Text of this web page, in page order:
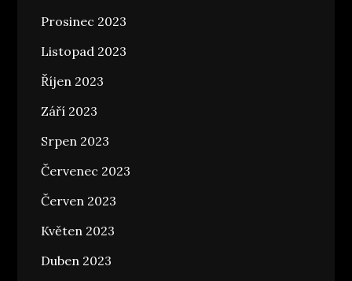
Prosinec 2023
Listopad 2023
Říjen 2023
Září 2023
Srpen 2023
Červenec 2023
Červen 2023
Květen 2023
Duben 2023